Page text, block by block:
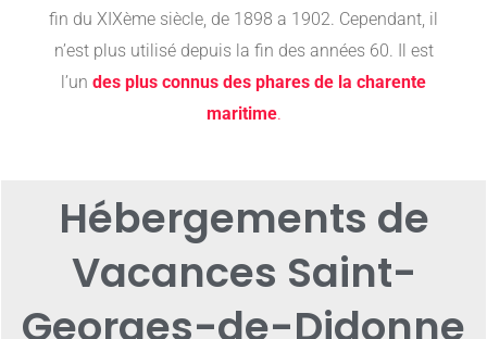
fin du XIXème siècle, de 1898 a 1902. Cependant, il
n’est plus utilisé depuis la fin des années 60. Il est
l’un des plus connus des phares de la charente
maritime.
Hébergements de
Vacances Saint-
Georges-de-Didonne